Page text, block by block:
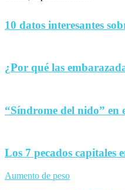
10 datos interesantes
¿Por qué las
“Síndrome del nido” en
Los 7 pecados capitales
Aumento de peso